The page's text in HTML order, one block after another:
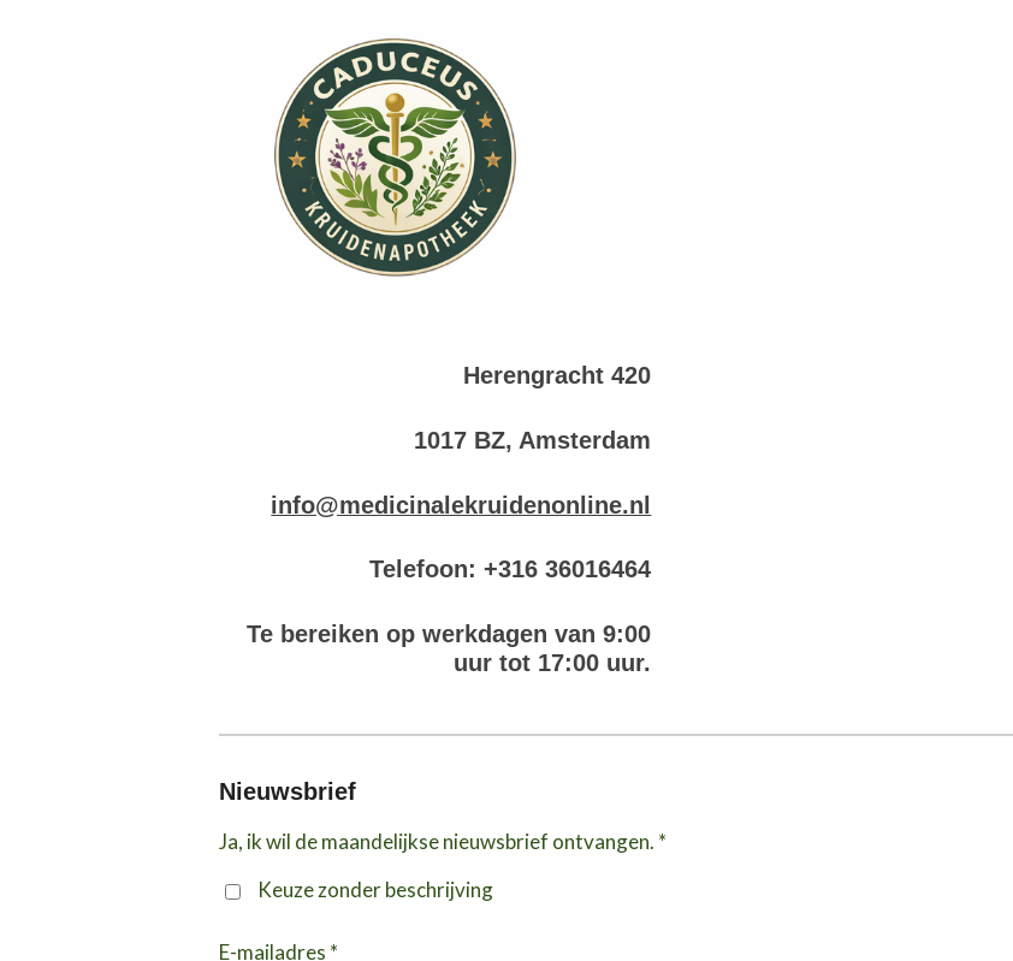
Herengracht 420
1017 BZ, Amsterdam
info@medicinalekruidenonline.nl
Telefoon: +316 36016464
Te bereiken op werkdagen van 9:00
uur tot 17:00 uur.
Nieuwsbrief
Ja, ik wil de maandelijkse nieuwsbrief ontvangen. *
Keuze zonder beschrijving
E-mailadres *